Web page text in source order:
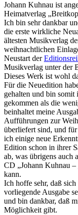
Johann Kuhnau ist
Heimatverlag
Ich bin sehr dankbar
die erste wirkliche
ältesten Musikverlag
weihnachtlichen
Neustart der
Musikverlag unter der
Dieses Werk ist wohl
Für die Neuedition
gehalten und bin somit
gekommen als die
beinhaltet meine
Aufführungen zur
überliefert sind, und
ich einige neue
Edition schon in ihrer
ab, was übrigens auch
CD „Johann Kuhnau –
kann.
Ich hoffe sehr, daß
vorliegende Ausgabe
und bin dankbar, daß
Möglichkeit gibt.